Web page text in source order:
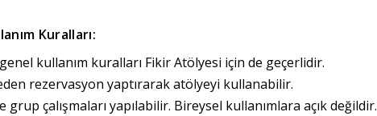
Kuralları:
kullanım kuralları Fikir Atölyesi için de geçerlidir.
rezervasyon yaptırarak atölyeyi kullanabilir.
grup çalışmaları yapılabilir. Bireysel kullanımlara açık değildir.